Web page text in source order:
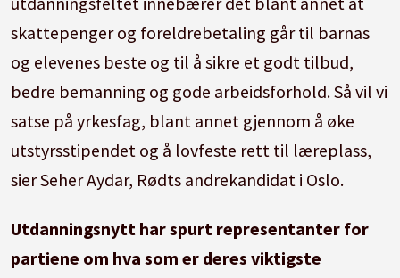
skattepenger og foreldrebetaling går til barnas
og elevenes beste og til å sikre et godt tilbud,
bedre bemanning og gode arbeidsforhold. Så vil vi
satse på yrkesfag, blant annet gjennom å øke
utstyrsstipendet og å lovfeste rett til læreplass,
sier Seher Aydar, Rødts andrekandidat i Oslo.
Utdanningsnytt har spurt representanter for
partiene om hva som er deres viktigste